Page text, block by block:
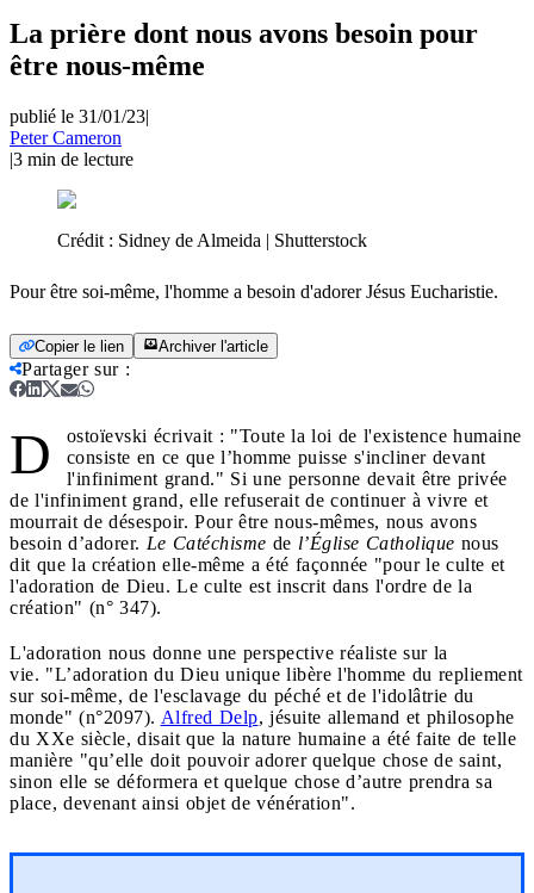
La prière dont nous avons besoin pour
être nous-même
publié le 31/01/23|
Peter Cameron
|3 min de lecture
Crédit : Sidney de Almeida | Shutterstock
Pour être soi-même, l'homme a besoin d'adorer Jésus Eucharistie.
Copier le lien Archiver l'article
Partager sur:
D
ostoïevski écrivait : "Toute la loi de l'existence humaine
consiste en ce que l’homme puisse s'incliner devant
l'infiniment grand." Si une personne devait être privée
de l'infiniment grand, elle refuserait de continuer à vivre et
mourrait de désespoir. Pour être nous-mêmes, nous avons
besoin d’adorer. Le Catéchisme de l’Église Catholique nous
dit que la création elle-même a été façonnée "pour le culte et
l'adoration de Dieu. Le culte est inscrit dans l'ordre de la
création" (n° 347).
L'adoration nous donne une perspective réaliste sur la
vie. "L’adoration du Dieu unique libère l'homme du repliement
sur soi-même, de l'esclavage du péché et de l'idolâtrie du
monde" (n°2097). Alfred Delp, jésuite allemand et philosophe
du XXe siècle, disait que la nature humaine a été faite de telle
manière "qu’elle doit pouvoir adorer quelque chose de saint,
sinon elle se déformera et quelque chose d’autre prendra sa
place, devenant ainsi objet de vénération".